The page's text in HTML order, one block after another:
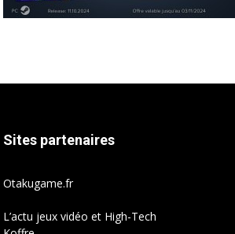
Sites partenaires
Otakugame.fr
L’actu jeux vidéo et High-Tech